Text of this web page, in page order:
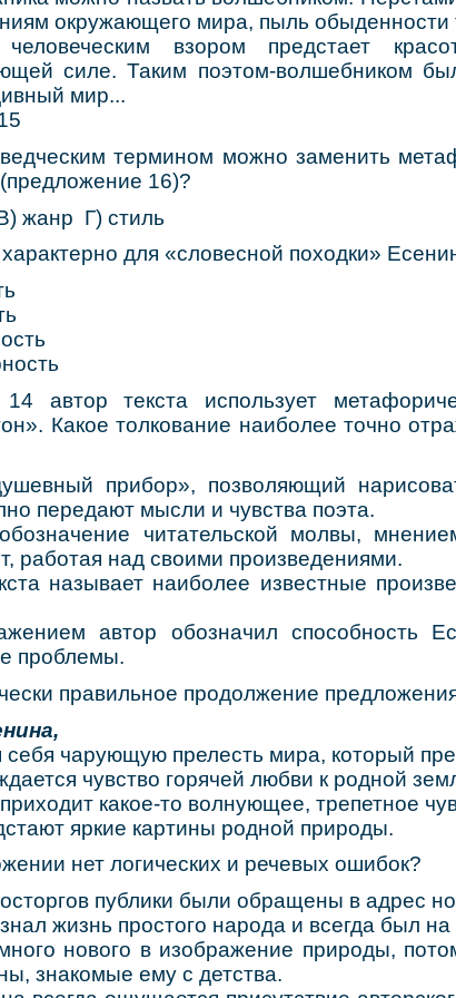
окружающего мира, пыль обыденности
взором предстает
силе. Таким поэтом-волшебником
мир...
термином можно заменить
16)?
жанр Г) стиль
для «словесной походки»
автор текста использует
Какое толкование наиболее точно
прибор», позволяющий
передают мысли и чувства поэта.
читательской молвы, мнением
работая над своими произведениями.
называет наиболее известные
автор обозначил способность
проблемы.
правильное продолжение
чарующую прелесть мира, который
чувство горячей любви к родной
какое-то волнующее, трепетное
яркие картины родной природы.
нет логических и речевых ошибок?
публики были обращены в адрес
жизнь простого народа и всегда был на
нового в изображение природы,
знакомые ему с детства.